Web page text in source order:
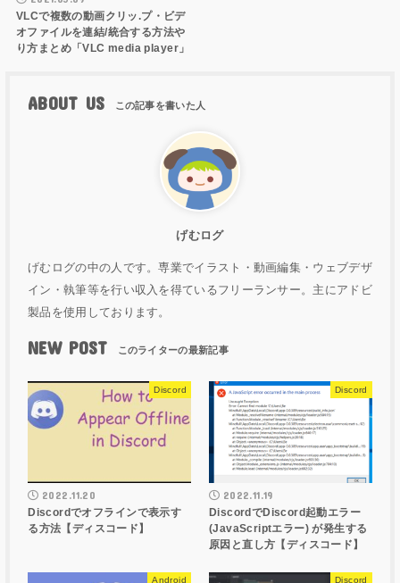
VLCで複数の動画クリッ.プ・ビデ
オファイルを連結/統合する方法や
り方まとめ「VLC media player」
ABOUT US
げむログ
げむログの中の人です。専業でイラスト・動画編集・ウェブデザ
イン・執筆等を行い収入を得ているフリーランサー。主にアドビ
製品を使用しております。
NEW POST
Discord
2022.11.20
Discordでオフラインで表示す
る方法【ディスコード】
Discord
2022.11.19
DiscordでDiscord起動エラー
(JavaScriptエラー) が発生する
原因と直し方【ディスコード】
Android Discord